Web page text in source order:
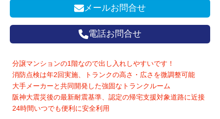
メールお問合せ
電話お問合せ
分譲マンションの1階なので出し入れしやすいです！
消防点検は年2回実施、トランクの高さ・広さを微調整可能
大手メーカーと共同開発した強固なトランクルーム
阪神大震災後の最新耐震基準、認定の帰宅支援対象道路に近接
24時間いつでも便利に安全利用